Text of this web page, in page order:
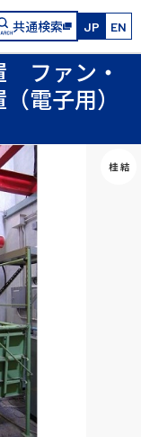
共通検索 JP EN
ファン・
電子用）